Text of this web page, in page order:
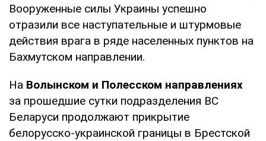
Вооруженные силы Украины успешно
отразили все наступательные и штурмовые
действия врага в ряде населенных пунктов на
Бахмутском направлении.
На Волынском и Полесском направлениях
за прошедшие сутки подразделения ВС
Беларуси продолжают прикрытие
белорусско-украинской границы в Брестской